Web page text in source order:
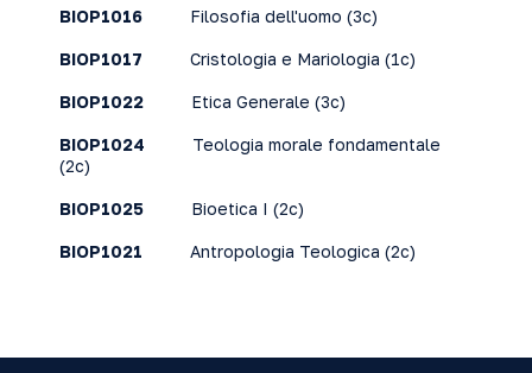
BIOP1016 Filosofia dell'uomo (3c)
BIOP1017 Cristologia e Mariologia (1c)
BIOP1022 Etica Generale (3c)
BIOP1024
Teologia morale fondamentale
(2c)
BIOP1025 Bioetica I (2c)
BIOP1021 Antropologia Teologica (2c)